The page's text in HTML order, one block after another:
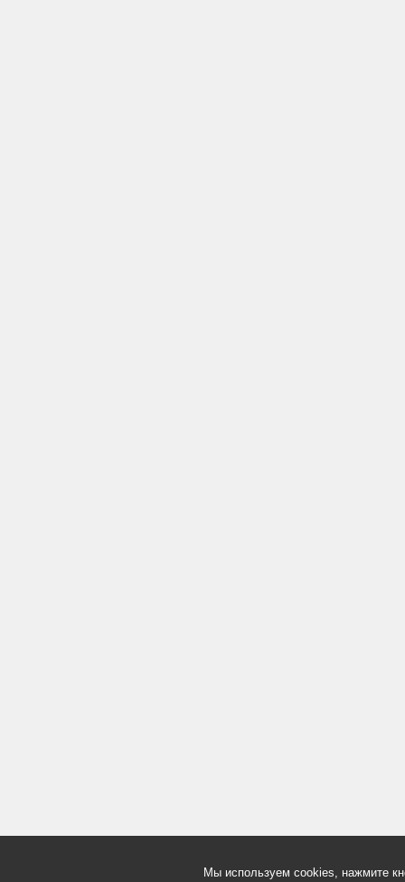
Мы используем cookies, нажмите